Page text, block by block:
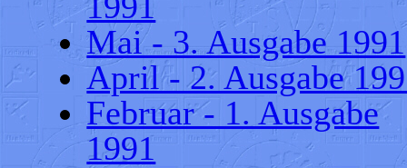
Mai - 3. Ausgabe 1991
April - 2. Ausgabe
Februar - 1. Ausgabe
1991